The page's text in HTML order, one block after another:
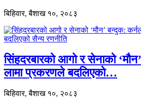
बिहिवार, बैशाख १०, २०८३
सिंहदरबारको आगो र सेनाको
लामा प्रकरणले बदलिएको…
बिहिवार, बैशाख १०, २०८३